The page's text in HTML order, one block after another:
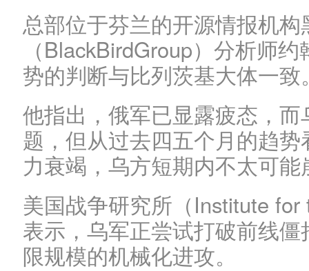
总部位于芬兰的开源情报机构
（BlackBirdGroup）分析师
势的判断与比列茨基大体一致
他指出，俄军已显露疲态，
题，但从过去四五个月的趋
力衰竭，乌方短期内不太可能
美国战争研究所（Institute
表示，乌军正尝试打破前线
限规模的机械化进攻。